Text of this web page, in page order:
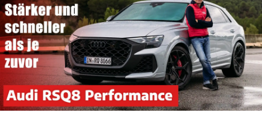
ANZEIGE